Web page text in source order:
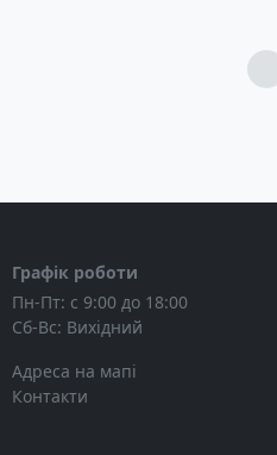
Графік роботи
Пн-Пт: с 9:00 до 18:00
Сб-Вс: Вихідний
Адреса на мапі
Контакти